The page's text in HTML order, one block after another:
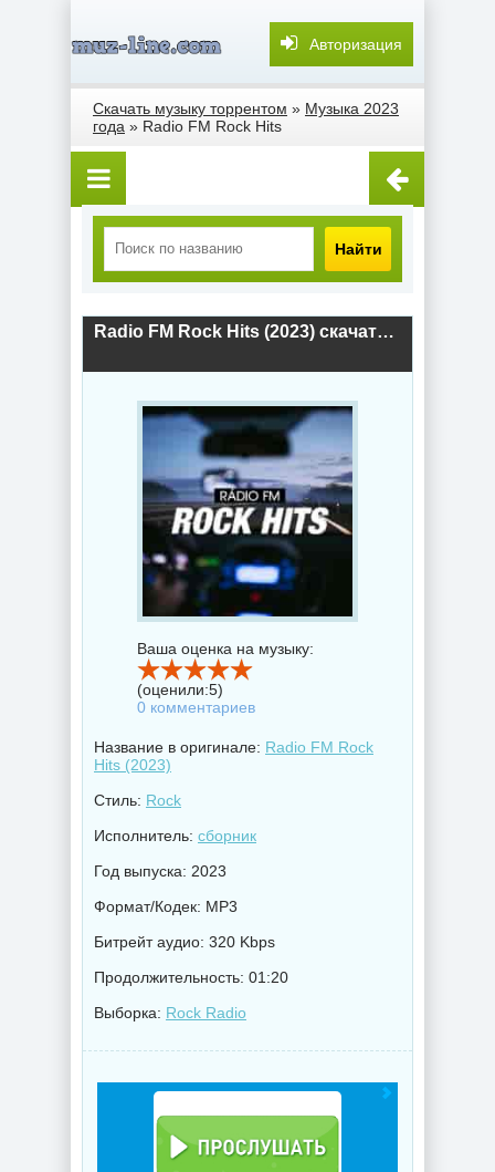
Авторизация
Скачать музыку торрентом » Музыка 2023
года » Radio FM Rock Hits
Найти
Radio FM Rock Hits (2023) скачать торрент
Ваша оценка на музыку:
(оценили:5)
0 комментариев
Название в оригинале: Radio FM Rock
Hits (2023)
Стиль: Rock
Исполнитель: сборник
Год выпуска: 2023
Формат/Кодек: MP3
Битрейт аудио: 320 Kbps
Продолжительность: 01:20
Выборка: Rock Radio